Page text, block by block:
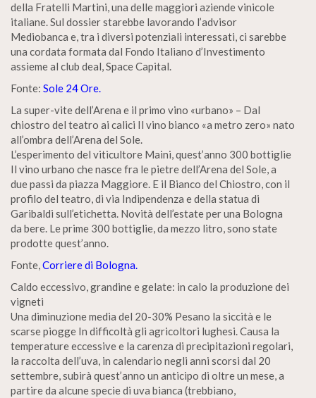
della Fratelli Martini, una delle maggiori aziende vinicole
italiane. Sul dossier starebbe lavorando l’advisor
Mediobanca e, tra i diversi potenziali interessati, ci sarebbe
una cordata formata dal Fondo Italiano d’Investimento
assieme al club deal, Space Capital.
Fonte: Sole 24 Ore.
La super-vite dell’Arena e il primo vino «urbano» – Dal
chiostro del teatro ai calici Il vino bianco «a metro zero» nato
all’ombra dell’Arena del Sole.
L’esperimento del viticultore Maini, quest’anno 300 bottiglie
Il vino urbano che nasce fra le pietre dell’Arena del Sole, a
due passi da piazza Maggiore. E il Bianco del Chiostro, con il
profilo del teatro, di via Indipendenza e della statua di
Garibaldi sull’etichetta. Novità dell’estate per una Bologna
da bere. Le prime 300 bottiglie, da mezzo litro, sono state
prodotte quest’anno.
Fonte,Corriere di Bologna.
Caldo eccessivo, grandine e gelate: in calo la produzione dei
vigneti
Una diminuzione media del 20-30% Pesano la siccità e le
scarse piogge In difficoltà gli agricoltori lughesi. Causa la
temperature eccessive e la carenza di precipitazioni regolari,
la raccolta dell’uva, in calendario negli anni scorsi dal 20
settembre, subirà quest’anno un anticipo di oltre un mese, a
partire da alcune specie di uva bianca (trebbiano,